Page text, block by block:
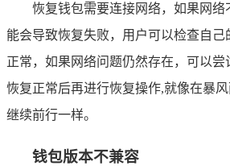
恢复钱包需要连接网络，如果网
能会导致恢复失败，用户可以检查自
正常，如果网络问题仍然存在，可以
恢复正常后再进行恢复操作,就像在暴
继续前行一样。
钱包版本不兼容